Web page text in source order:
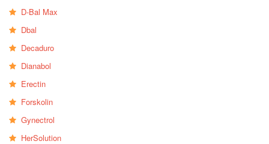
D-Bal Max
Dbal
Decaduro
Dianabol
Erectin
Forskolin
Gynectrol
HerSolution